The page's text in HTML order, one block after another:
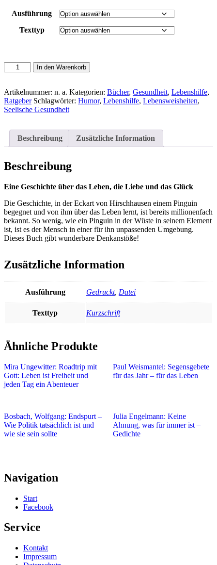
bis
18,00 €
Ausführung
Texttyp
Hirschhausen,
Der
Pinguin,
der
Menge
In den Warenkorb
Artikelnummer: n. a. Kategorien: Bücher, Gesundheit, Lebenshilfe,
Ratgeber Schlagwörter: Humor, Lebenshilfe, Lebensweisheiten,
Seelische Gesundheit
Beschreibung Zusätzliche Information
Beschreibung
Eine Geschichte über das Leben, die Liebe und das Glück
Die Geschichte, in der Eckart von Hirschhausen einem Pinguin
begegnet und von ihm über das Leben lernt, ist bereits millionenfach
bekannt. So wenig, wie ein Pinguin in der Wüste in seinem Element
ist, ist es der Mensch in einer für ihn unpassenden Umgebung.
Dieses Buch gibt wunderbare Denkanstöße!
Zusätzliche Information
Ausführung Gedruckt, Datei
Texttyp Kurzschrift
Ähnliche Produkte
Mira Ungewitter: Roadtrip mit
Gott: Leben ist Freiheit und
jeden Tag ein Abenteuer
Paul Weismantel: Segensgebete
für das Jahr – für das Leben
Bosbach, Wolfgang: Endspurt –
Wie Politik tatsächlich ist und
wie sie sein sollte
Julia Engelmann: Keine
Ahnung, was für immer ist –
Gedichte
Navigation
Start
Facebook
Service
Kontakt
Impressum